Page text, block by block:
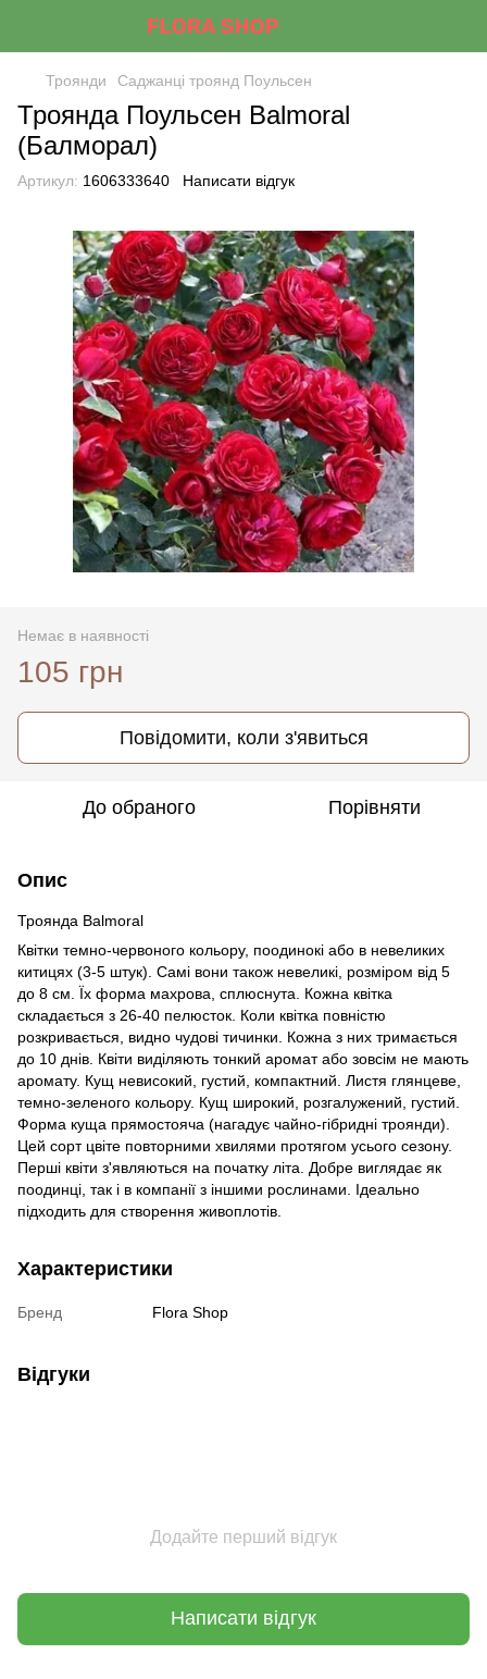
Троянди Саджанці троянд Поульсен
Троянда Поульсен Balmoral
(Балморал)
Артикул: 1606333640 Написати відгук
Немає в наявності
105 грн
Повідомити, коли з'явиться
До обраного Порівняти
Опис
Троянда Balmoral
Квітки темно-червоного кольору, поодинокі або в невеликих
китицях (3-5 штук). Самі вони також невеликі, розміром від 5
до 8 см. Їх форма махрова, сплюснута. Кожна квітка
складається з 26-40 пелюсток. Коли квітка повністю
розкривається, видно чудові тичинки. Кожна з них тримається
до 10 днів. Квіти виділяють тонкий аромат або зовсім не мають
аромату. Кущ невисокий, густий, компактний. Листя глянцеве,
темно-зеленого кольору. Кущ широкий, розгалужений, густий.
Форма куща прямостояча (нагадує чайно-гібридні троянди).
Цей сорт цвіте повторними хвилями протягом усього сезону.
Перші квіти з'являються на початку літа. Добре виглядає як
поодинці, так і в компанії з іншими рослинами. Ідеально
підходить для створення живоплотів.
Характеристики
Бренд Flora Shop
Відгуки
Додайте перший відгук
Написати відгук